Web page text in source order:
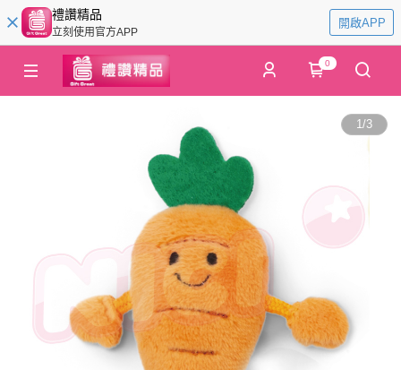
禮讚精品
立刻使用官方APP
開啟APP
0
1/3